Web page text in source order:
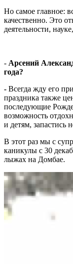
Но самое главное:
качественно. Это
деятельности,
- Арсений
года?
- Всегда жду его
праздника также
последующие
возможность
и детям, запастись
В этот раз мы с
каникулы с 30
лыжах на Домбае.